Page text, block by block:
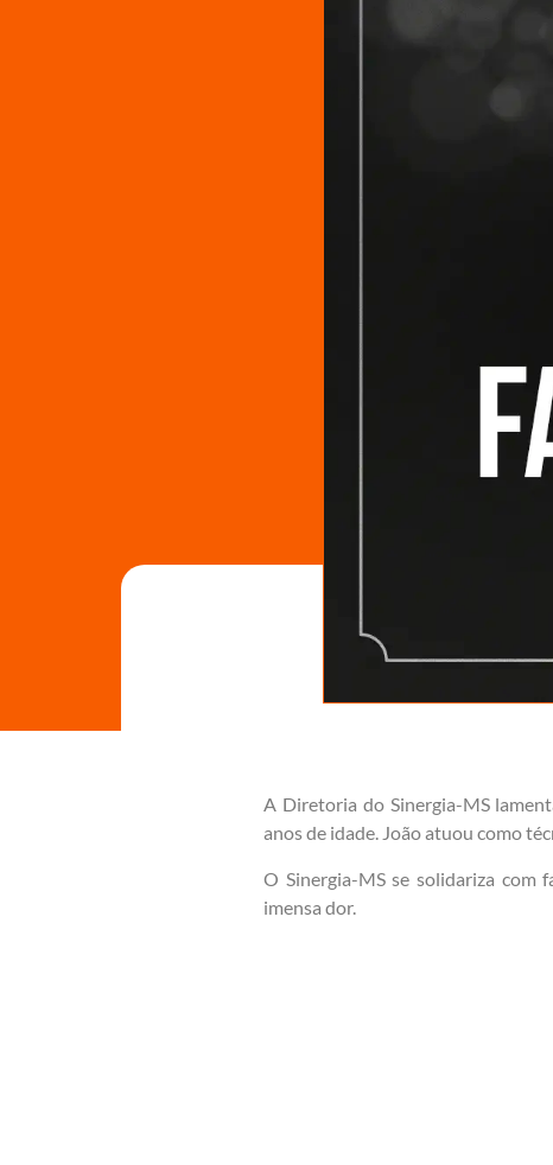
A Diretoria do Sinergia-MS
anos de idade. João atuou como
O Sinergia-MS se solidariza com
imensa dor.